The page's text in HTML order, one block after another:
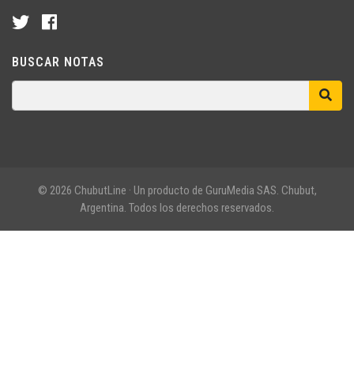
BUSCAR NOTAS
© 2026 ChubutLine · Un producto de GuruMedia SAS. Chubut,
Argentina. Todos los derechos reservados.